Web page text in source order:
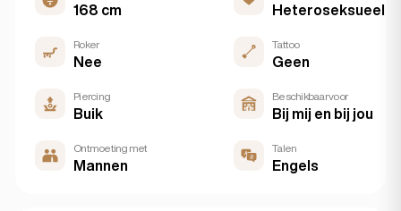
168 cm Heteroseksueel
Roker
Nee
Tattoo
Geen
Piercing
Buik
Beschikbaar voor
Bij mij en bij jou
Ontmoeting met
Mannen
Talen
Engels